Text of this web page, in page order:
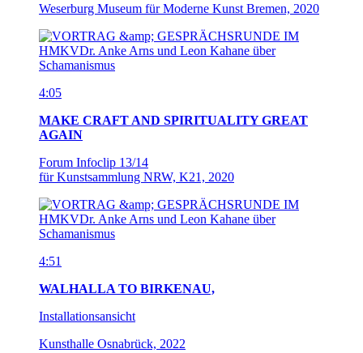
Weserburg Museum für Moderne Kunst Bremen, 2020
4:05
MAKE CRAFT AND SPIRITUALITY GREAT
AGAIN
Forum Infoclip 13/14
für Kunstsammlung NRW, K21, 2020
4:51
WALHALLA TO BIRKENAU,
Installationsansicht
Kunsthalle Osnabrück, 2022